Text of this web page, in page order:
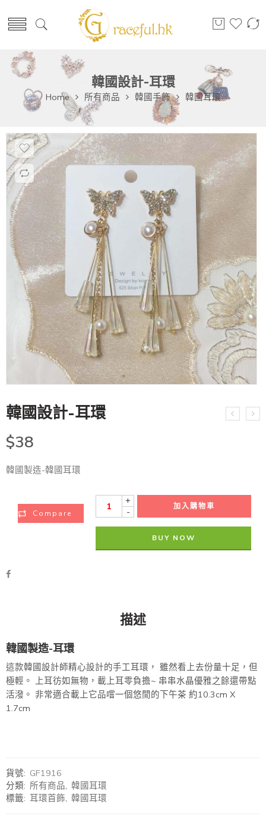
韓國設計-耳環
Home 所有商品 韓國手飾 韓國耳環
韓國設計-耳環
$38
韓國製造-韓國耳環
+
-
加入購物車
BUY NOW
Compare
描述
韓國製造-耳環
這款韓國設計師精心設計的手工耳環， 雖然看上去份量十足，但
極輕。 上耳彷如無物，載上耳零負擔~ 串串水晶優雅之餘還帶點
活潑。 非常適合載上它品嚐一個悠閒的下午茶 約10.3cm X
1.7cm
貨號: GF1916
分類: 所有商品, 韓國耳環
標籤: 耳環首飾, 韓國耳環